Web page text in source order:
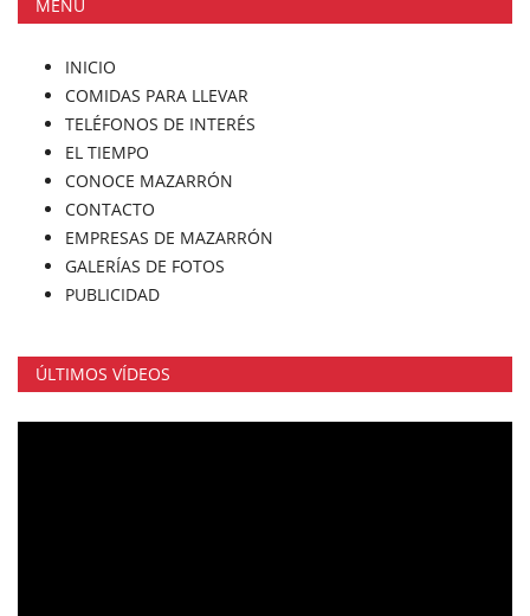
MENÚ
INICIO
COMIDAS PARA LLEVAR
TELÉFONOS DE INTERÉS
EL TIEMPO
CONOCE MAZARRÓN
CONTACTO
EMPRESAS DE MAZARRÓN
GALERÍAS DE FOTOS
PUBLICIDAD
ÚLTIMOS VÍDEOS